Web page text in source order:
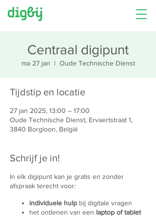
Centraal digipunt
ma 27 jan
  |
Oude Technische Dienst
Tijdstip en locatie
27 jan 2025, 13:00 – 17:00
Oude Technische Dienst, Ervaertstraat 1,
3840 Borgloon, België
Schrijf je in!
In elk digipunt kan je gratis en zonder
afspraak terecht voor:
individuele hulp bij digitale vragen
het ontlenen van een laptop of tablet